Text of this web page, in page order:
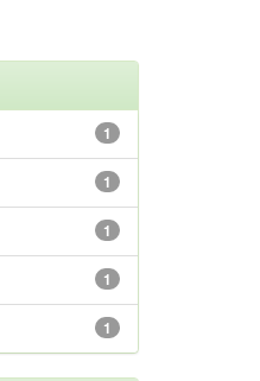
1
1
1
1
1